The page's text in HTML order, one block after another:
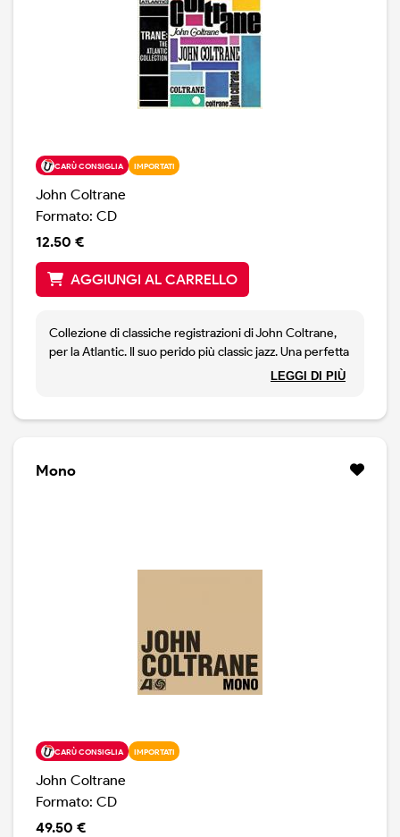
CARÙ CONSIGLIA IMPORTATI
John Coltrane
Formato: CD
12.50 €
AGGIUNGI AL CARRELLO
Collezione di classiche registrazioni di John Coltrane,
per la Atlantic. Il suo perido più classic jazz. Una perfetta
introduzione al grande sassofonista: 9 canzoni, tra cui
LEGGI DI PIÙ
Mono
CARÙ CONSIGLIA IMPORTATI
John Coltrane
Formato: CD
49.50 €